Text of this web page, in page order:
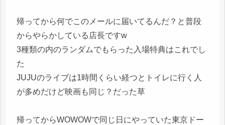
帰ってから何でこのメールに届いてるんだ？と普段
からやらかしている店長ですw
3種類の内のランダムでもらった入場特典はこれでし
た
JUJUのライブは1時間くらい経つとトイレに行く人
が多めだけど映画も同じ？だった草
帰ってからWOWOWで同じ日にやっていた東京ドー